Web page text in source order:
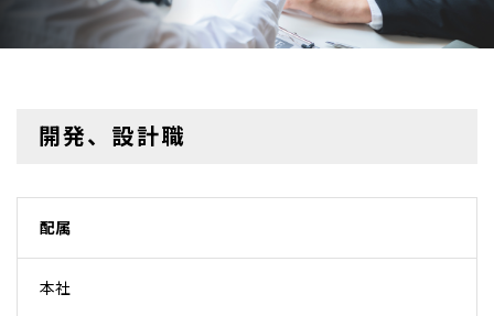
開発、設計職
配属
本社